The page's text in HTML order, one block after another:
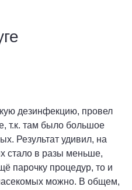
дезинфекцию, провел
т.к. там было большое
Результат удивил, на
стало в разы меньше,
парочку процедур, то и
можно. В общем,